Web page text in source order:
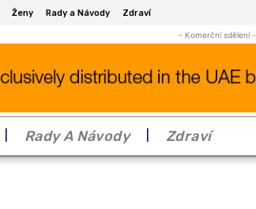
Ženy Rady a Návody Zdraví
- Komerční sdělení -
Rady A Návody Zdraví